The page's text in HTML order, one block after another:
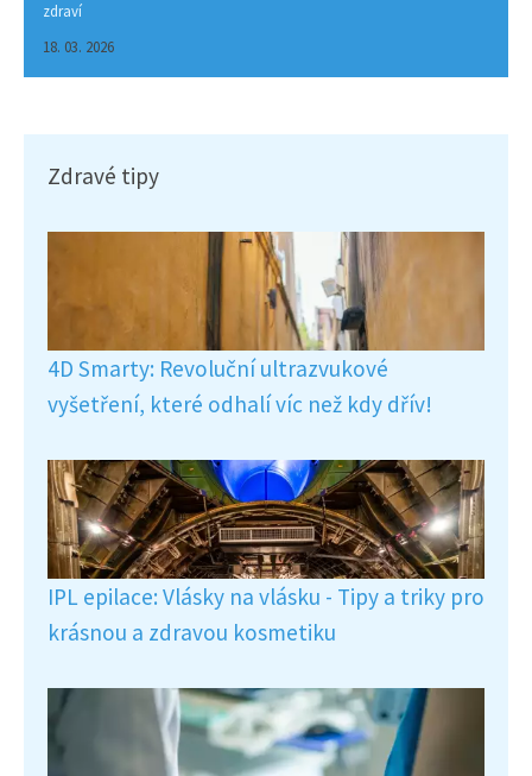
zdraví
18. 03. 2026
Zdravé tipy
4D Smarty: Revoluční ultrazvukové
vyšetření, které odhalí víc než kdy dřív!
IPL epilace: Vlásky na vlásku - Tipy a triky pro
krásnou a zdravou kosmetiku